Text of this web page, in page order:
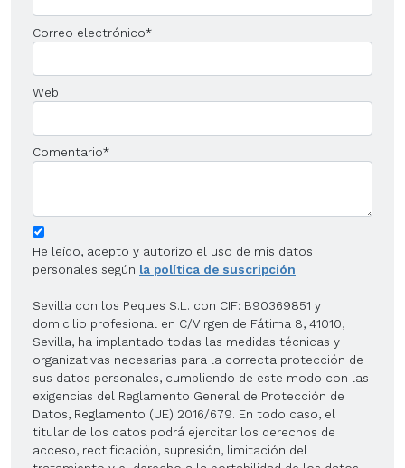
Correo electrónico*
Web
Comentario*
He leído, acepto y autorizo el uso de mis datos
personales según la política de suscripción.
Sevilla con los Peques S.L. con CIF: B90369851 y
domicilio profesional en C/Virgen de Fátima 8, 41010,
Sevilla, ha implantado todas las medidas técnicas y
organizativas necesarias para la correcta protección de
sus datos personales, cumpliendo de este modo con las
exigencias del Reglamento General de Protección de
Datos, Reglamento (UE) 2016/679. En todo caso, el
titular de los datos podrá ejercitar los derechos de
acceso, rectificación, supresión, limitación del